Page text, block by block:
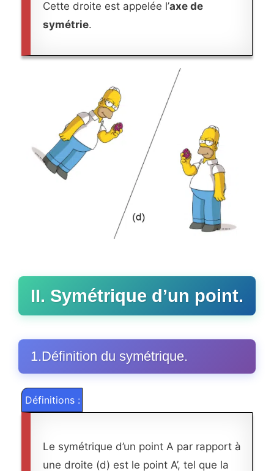
Cette droite est appelée l’axe de
symétrie.
II. Symétrique d’un point.
1.Définition du symétrique.
Définitions :
Le symétrique d’un point A par rapport à
une droite (d) est le point A’, tel que la